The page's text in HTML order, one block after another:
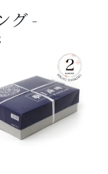
グ